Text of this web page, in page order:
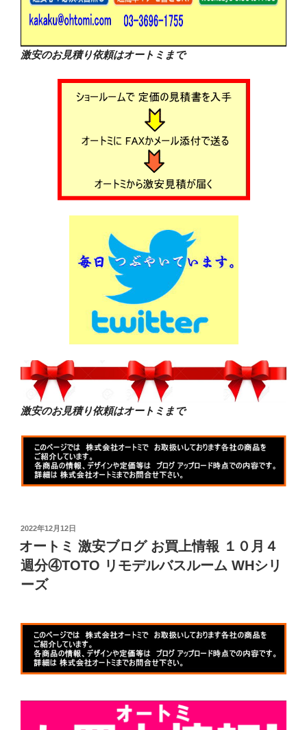
激安のお見積り依頼はオートミまで
激安のお見積り依頼はオートミまで
投
稿
日:
2022年12月12日
オートミ 激安ブログ お買上情報 １０月４
週分④TOTO リモデルバスルーム WHシリ
ーズ